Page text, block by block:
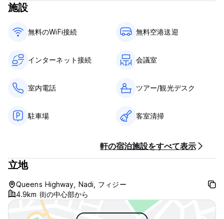
施設
無料のWiFi接続 無料空港送迎
インターネット接続 会議室
室内電話 ツアー/観光デスク
駐車場 客室清掃
軒の宿泊施設をすべて表示
立地
Queens Highway, Nadi, フィジー
4.9km 街の中心部から